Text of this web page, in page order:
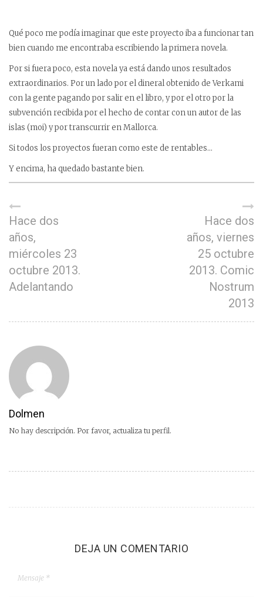
Qué poco me podía imaginar que este proyecto iba a funcionar tan
bien cuando me encontraba escribiendo la primera novela.
Por si fuera poco, esta novela ya está dando unos resultados
extraordinarios. Por un lado por el dineral obtenido de Verkami
con la gente pagando por salir en el libro, y por el otro por la
subvención recibida por el hecho de contar con un autor de las
islas (moi) y por transcurrir en Mallorca.
Si todos los proyectos fueran como este de rentables…
Y encima, ha quedado bastante bien.
Hace dos
años,
miércoles 23
octubre 2013.
Adelantando
Hace dos
años, viernes
25 octubre
2013. Comic
Nostrum
2013
Dolmen
No hay descripción. Por favor, actualiza tu perfil.
DEJA UN COMENTARIO